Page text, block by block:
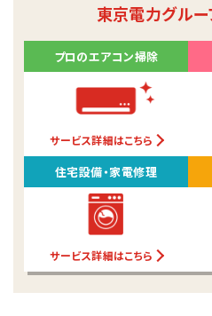
東京電力グル
プロのエアコン掃除
サービス詳細はこちら
住宅設備・家電修理
サービス詳細はこちら